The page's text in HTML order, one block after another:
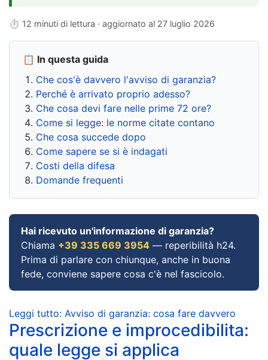
⏱ 12 minuti di lettura · aggiornato al 27 luglio 2026
📋 In questa guida
Che cos'è davvero l'avviso di garanzia?
Perché è arrivato proprio adesso?
Che cosa devi fare nelle prime 72 ore?
Come si legge: le norme citate contano
Che cosa succede dopo
Come sapere se si è indagati
Costi della difesa
Domande frequenti
Hai ricevuto un'informazione di garanzia?
Chiama +39 335 669 3954 — reperibilità h24.
Prima di parlare con chiunque, anche in buona
fede, conviene sapere cosa c'è nel fascicolo.
Leggi tutto: Avviso di garanzia: cosa fare davvero
Prescrizione e improcedibilita:
quale legge si applica